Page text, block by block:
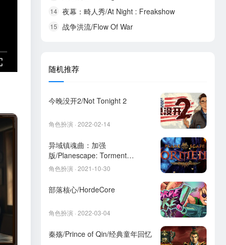
14 夜幕：畸人秀/At Night : Freakshow
15 战争洪流/Flow Of War
随机推荐
今晚没开2/Not Tonight 2
角色扮演 · 2022-02-14
异域镇魂曲：加强
版/Planescape: Torment
Enhanced Edition
角色扮演 · 2021-10-30
部落核心/HordeCore
角色扮演 · 2022-03-04
秦殇/Prince of Qin/经典童年回忆